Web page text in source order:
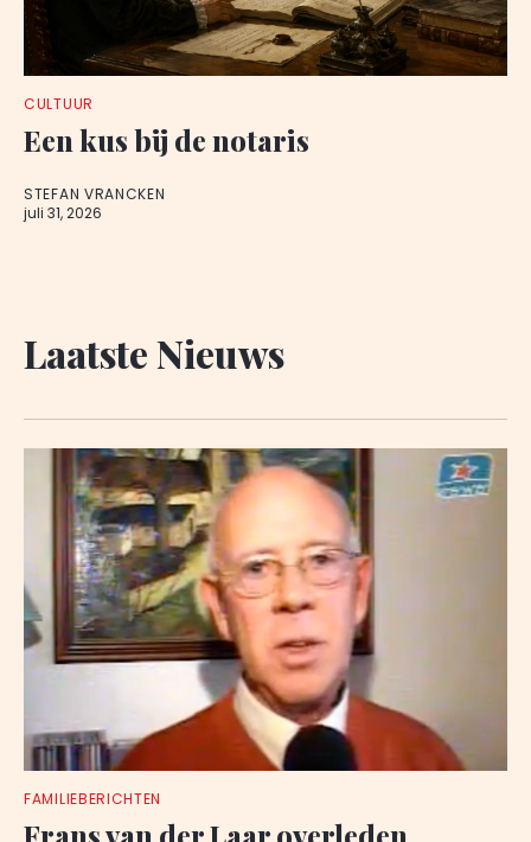
CULTUUR
Een kus bij de notaris
STEFAN VRANCKEN
juli 31, 2026
Laatste Nieuws
FAMILIEBERICHTEN